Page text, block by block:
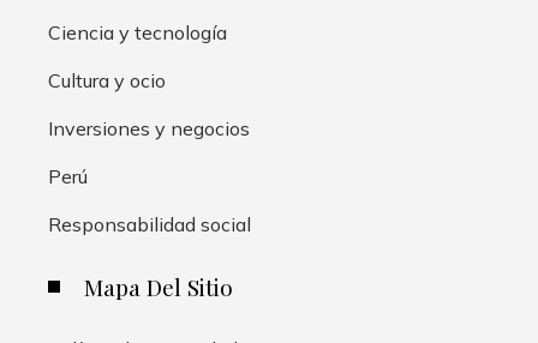
Ciencia y tecnología
Cultura y ocio
Inversiones y negocios
Perú
Responsabilidad social
Mapa Del Sitio